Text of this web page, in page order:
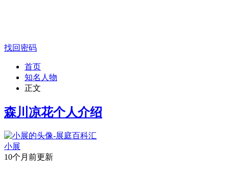
找回密码
首页
知名人物
正文
森川凉花个人介绍
小展
10个月前更新